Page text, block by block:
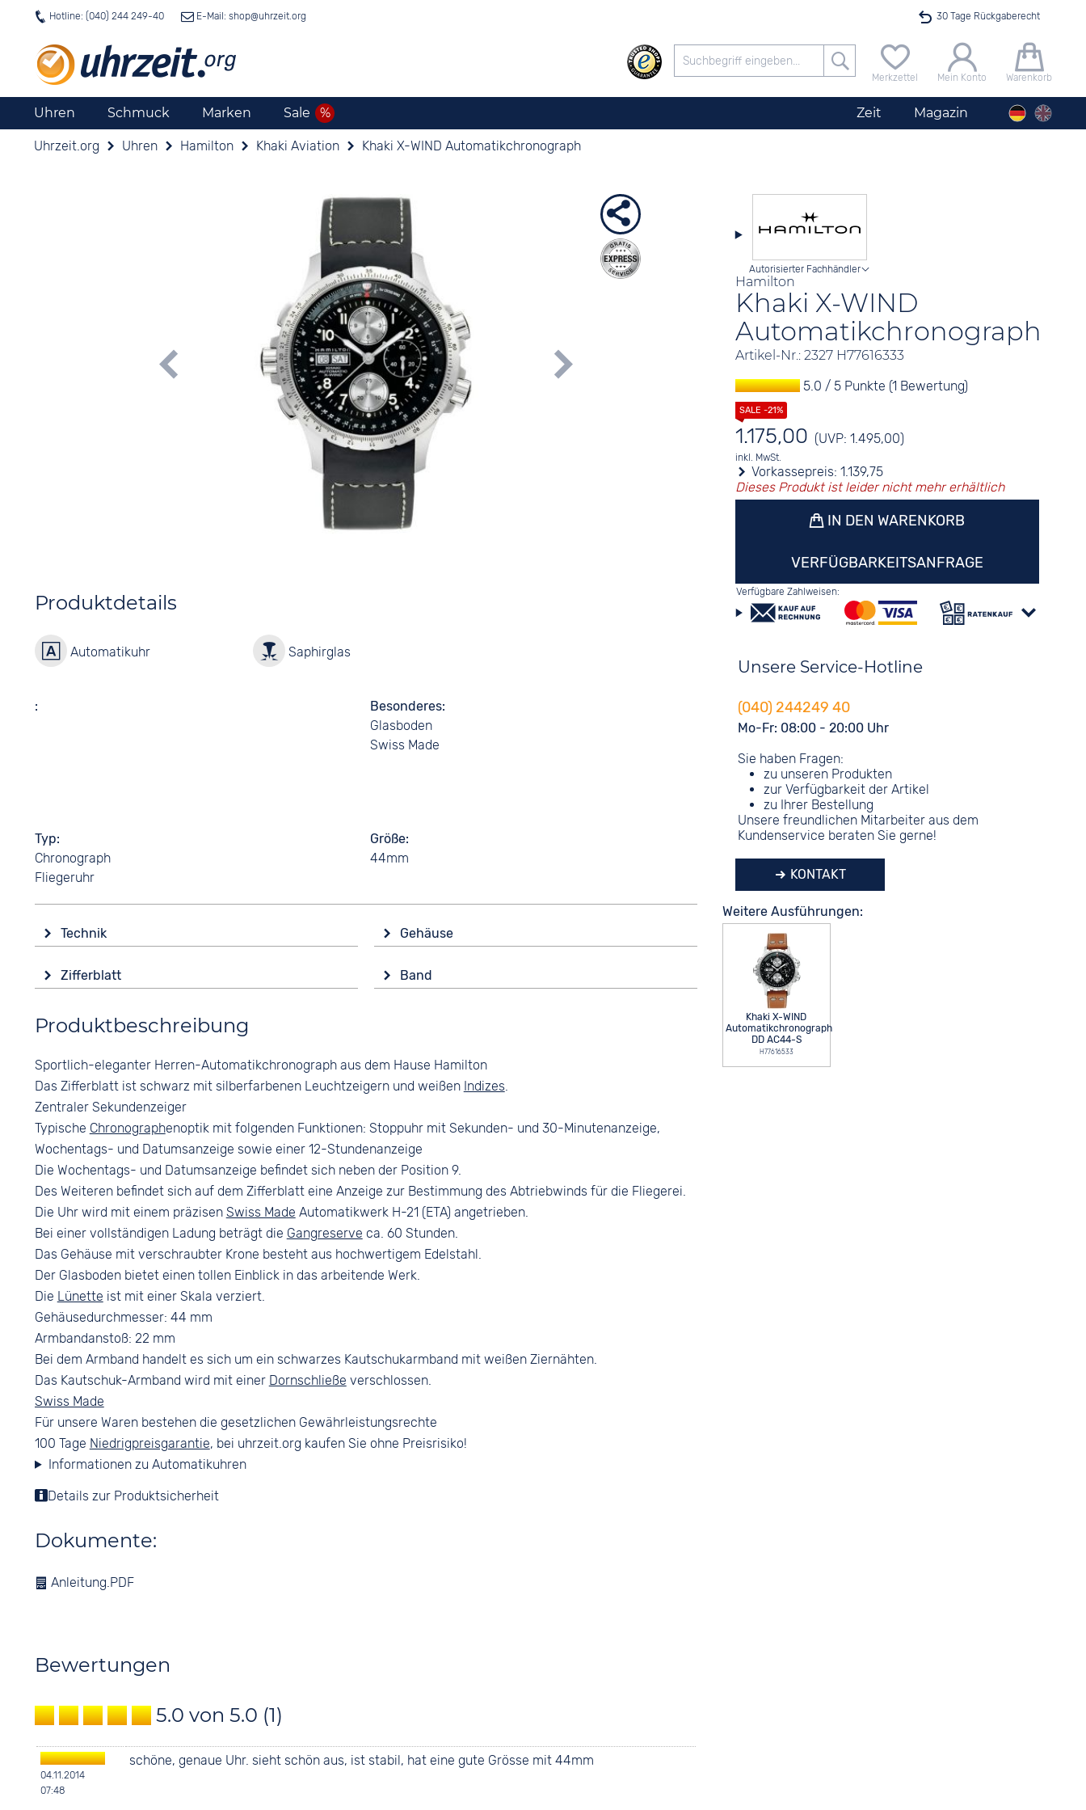
Hotline: (040) 244 249-40 E-Mail: shop@uhrzeit.org 30 Tage Rückgaberecht
Versandkostenfrei ab 40 €
24h Expresslieferung
100 Tage Niedrigpreisgarantie
Merkzettel Mein Konto Warenkorb
Uhren Schmuck Marken Sale Zeit Magazin
Uhrzeit.org Uhren Hamilton Khaki Aviation Khaki X-WIND Automatikchronograph
Hamilton
Khaki X-WIND
Automatikchronograph
Artikel-Nr.: 2327 H77616333
Autorisierter Fachhändler
5.0 / 5 Punkte (1 Bewertung)
1.175,00 (UVP: 1.495,00)
inkl. MwSt.
Vorkassepreis: 1.139,75
Dieses Produkt ist leider nicht mehr erhältlich
IN DEN WARENKORB
VERFÜGBARKEITSANFRAGE
Verfügbare Zahlweisen:
Unsere Service-Hotline
(040) 244249 40
Mo-Fr: 08:00 - 20:00 Uhr
Sie haben Fragen:
zu unseren Produkten
zur Verfügbarkeit der Artikel
zu Ihrer Bestellung
Unsere freundlichen Mitarbeiter aus dem
Kundenservice beraten Sie gerne!
KONTAKT
Weitere Ausführungen:
Khaki X-WIND
Automatikchronograph
DD AC44-S
H77616533
Produktdetails
Automatikuhr Saphirglas
Besonderes
Glasboden
Swiss Made
Typ
Chronograph
Fliegeruhr
Größe
44mm
Technik
Automatik
Gehäuse
Zifferblatt
Analog
Arabisch
Band
Bandschließe
Dornschließe
Produktbeschreibung
Sportlich-eleganter Herren-Automatikchronograph aus dem Hause Hamilton
Das Zifferblatt ist schwarz mit silberfarbenen Leuchtzeigern und weißen Indizes.
Zentraler Sekundenzeiger
Typische Chronographenoptik mit folgenden Funktionen: Stoppuhr mit Sekunden- und 30-Minutenanzeige,
Wochentags- und Datumsanzeige sowie einer 12-Stundenanzeige
Die Wochentags- und Datumsanzeige befindet sich neben der Position 9.
Des Weiteren befindet sich auf dem Zifferblatt eine Anzeige zur Bestimmung des Abtriebwinds für die Fliegerei.
Die Uhr wird mit einem präzisen Swiss Made Automatikwerk H-21 (ETA) angetrieben.
Bei einer vollständigen Ladung beträgt die Gangreserve ca. 60 Stunden.
Das Gehäuse mit verschraubter Krone besteht aus hochwertigem Edelstahl.
Der Glasboden bietet einen tollen Einblick in das arbeitende Werk.
Die Lünette ist mit einer Skala verziert.
Gehäusedurchmesser: 44 mm
Armbandanstoß: 22 mm
Bei dem Armband handelt es sich um ein schwarzes Kautschukarmband mit weißen Ziernähten.
Das Kautschuk-Armband wird mit einer Dornschließe verschlossen.
Swiss Made
Für unsere Waren bestehen die gesetzlichen Gewährleistungsrechte
100 Tage Niedrigpreisgarantie, bei uhrzeit.org kaufen Sie ohne Preisrisiko!
Informationen zu Automatikuhren
Details zur Produktsicherheit
Dokumente:
Anleitung.PDF
Bewertungen
5.0 von 5.0 (1)
04.11.2014
07:48
schöne, genaue Uhr. sieht schön aus, ist stabil, hat eine gute Grösse mit 44mm